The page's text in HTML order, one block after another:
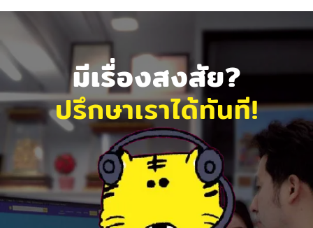
มีเรื่องสงสัย?
ปรึกษาเราได้ทันที!